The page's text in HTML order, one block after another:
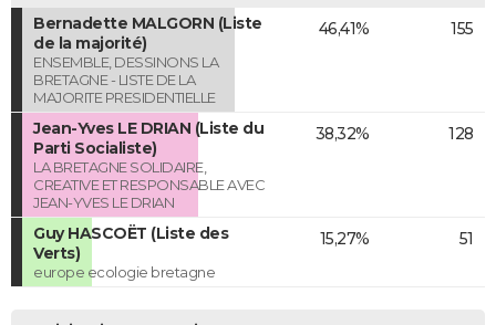
Bernadette MALGORN (Liste
de la majorité)
ENSEMBLE, DESSINONS LA
BRETAGNE - LISTE DE LA
MAJORITE PRESIDENTIELLE
46,41% 155
Jean-Yves LE DRIAN (Liste du
Parti Socialiste)
LA BRETAGNE SOLIDAIRE,
CREATIVE ET RESPONSABLE AVEC
JEAN-YVES LE DRIAN
38,32% 128
Guy HASCOËT (Liste des
Verts)
europe ecologie bretagne
15,27% 51